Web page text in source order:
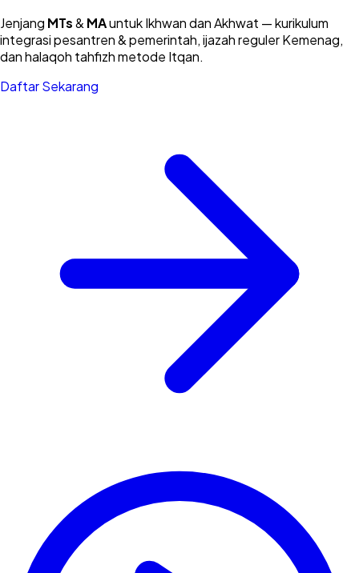
Jenjang MTs&MAuntuk Ikhwan dan Akhwat — kurikulum
integrasi pesantren & pemerintah, ijazah reguler Kemenag,
dan halaqoh tahfizh metode Itqan.
Daftar Sekarang